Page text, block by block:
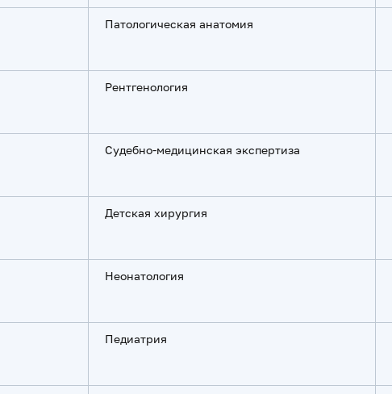
Патологическая анатомия
Рeнтгенология
Судебно-медицинская экспертиза
Детская хирургия
Неонатология
Пeдиатрия